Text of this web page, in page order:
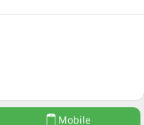
Mobile